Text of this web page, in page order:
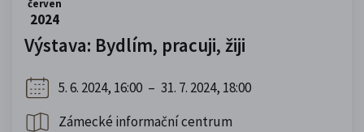
červen
2024
Výstava: Bydlím, pracuji, žiji
5. 6. 2024, 16:00 – 31. 7. 2024, 18:00
Zámecké informační centrum